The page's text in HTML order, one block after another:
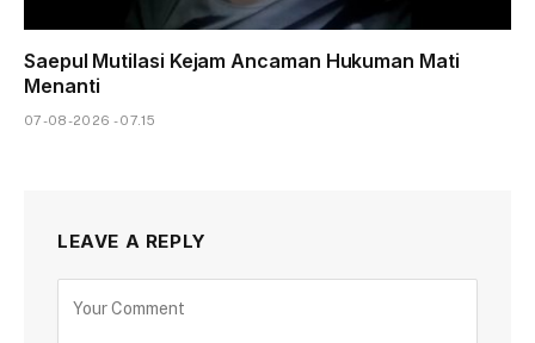
Saepul Mutilasi Kejam Ancaman Hukuman Mati
Menanti
07-08-2026 - 07.15
LEAVE A REPLY